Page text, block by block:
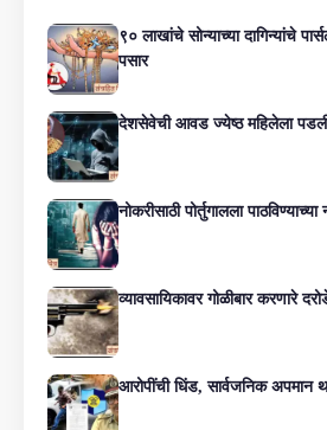
९० लाखांचे सोन्याच्या दागिन्यांचे
पसार
देशसेवेची आवड ज्येष्ठ महिलेला
नोकरीसाठी पोर्तुगालला
व्यावसायिकावर गोळीबार करणारे
आरोपींची धिंड, सार्वजनिक अपमान